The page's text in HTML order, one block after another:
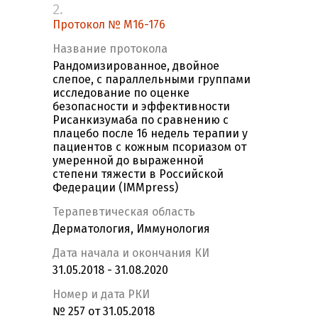
2.
Протокол № M16-176
Название протокола
Рандомизированное, двойное
слепое, с параллельными группами
исследование по оценке
безопасности и эффективности
Рисанкизумаба по сравнению с
плацебо после 16 недель терапии у
пациентов с кожным псориазом от
умеренной до выраженной
степени тяжести в Российской
Федерации (IMMpress)
Терапевтическая область
Дерматология, Иммунология
Дата начала и окончания КИ
31.05.2018 - 31.08.2020
Номер и дата РКИ
№ 257 от 31.05.2018